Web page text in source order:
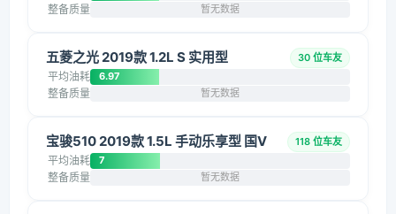
整备质量 暂无数据
五菱之光 2019款 1.2L S 实用型 30 位车友
平均油耗 6.97
整备质量 暂无数据
宝骏510 2019款 1.5L 手动乐享型 国V 118 位车友
平均油耗 7
整备质量 暂无数据